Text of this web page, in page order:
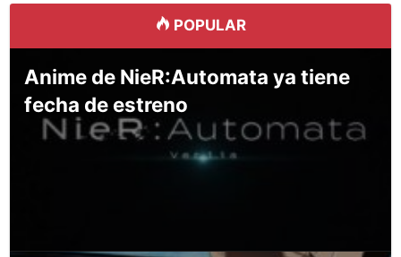
POPULAR
Anime de NieR:Automata ya tiene
fecha de estreno